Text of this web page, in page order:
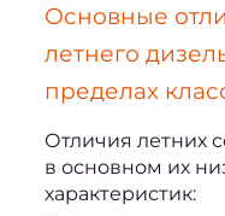
Основные
летнего
пределах
Отличия летних
в основном их
характеристик: